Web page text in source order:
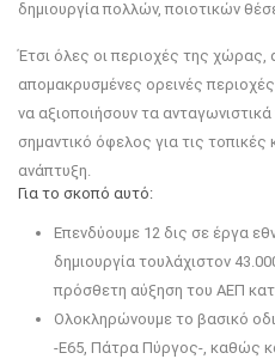
δημιουργία πολλών, ποιοτικών
Έτσι όλες οι περιοχές της χώρας,
απομακρυσμένες ορεινές
να αξιοποιήσουν τα
σημαντικό όφελος για τις τοπικές
ανάπτυξη.
Για το σκοπό αυτό:
Επενδύουμε 12 δις σε έργα
δημιουργία τουλάχιστον
πρόσθετη αύξηση του ΑΕΠ
Ολοκληρώνουμε το βασικό
-Ε65, Πάτρα Πύργος-, καθώς